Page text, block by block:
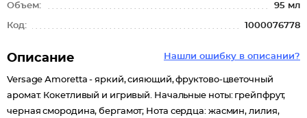
Объем: 95 мл
Код: 1000076778
Нашли ошибку в описании?
Описание
Versage Аmoretta - яркий, сияющий, фруктово-цветочный
аромат. Кокетливый и игривый. Начальные ноты: грейпфрут,
черная смородина, бергамот; Нота сердца: жасмин, лилия,